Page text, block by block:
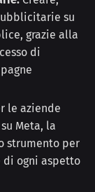
su
grazie alla
di
le aziende
Meta, la
strumento per
ogni aspetto